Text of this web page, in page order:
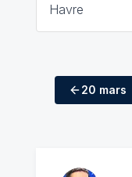
Havre
20 mars